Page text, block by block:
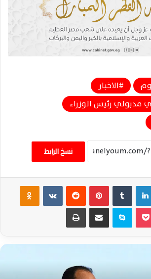
الاخبار
مدبولي رئيس الوزراء
نسخ الرابط
لينكدإن بينتيريست ‏VKontakte
سكايب مشاركة عبر البريد طباعة